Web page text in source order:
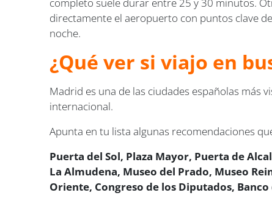
directamente el aeropuerto con puntos clave
noche.
¿Qué ver si viajo en
Madrid es una de las ciudades españolas más
internacional.
Apunta en tu lista algunas recomendaciones
Puerta del Sol, Plaza Mayor, Puerta de
La Almudena, Museo del Prado, Museo
Oriente, Congreso de los Diputados, Banco